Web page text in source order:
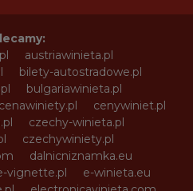
austriawinieta.pl
bilety-autostradowe.pl
bulgariawinieta.pl
cenawiniety.pl
cenywiniet.pl
czechy-winieta.pl
czechywiniety.pl
dalnicniznamka.eu
vignette.pl
e-winieta.eu